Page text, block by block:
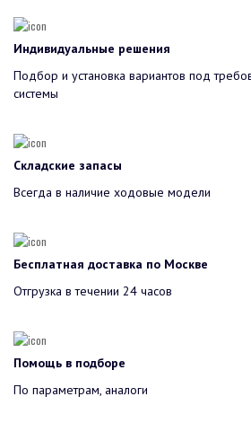
Индивидуальные решения
Подбор и установка вариантов под
системы
Складские запасы
Всегда в наличие ходовые модели
Бесплатная доставка по Москве
Отгрузка в течении 24 часов
Помощь в подборе
По параметрам, аналоги